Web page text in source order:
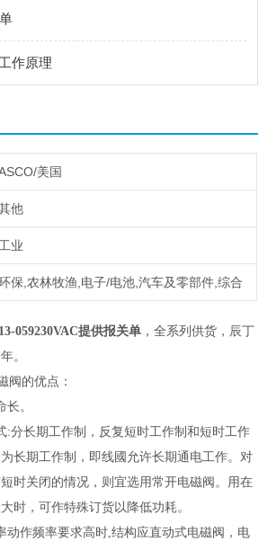
作原理
美国
他
工业
保,农林牧渔,电子/电池,汽车及零部件,综合
059230VAC提供报关单 ，全系列供货，辰丁
。
阀的优点：
。
:分长期工作制，反复短时工作制和短时工作
长期工作制，即线國允许长期通电工作。对
时关闭的情况，则宜选用常开电磁阀。用在
时，可作特殊订货以降低功耗。
动作频率要求高时,结构应直动式电磁阀，电